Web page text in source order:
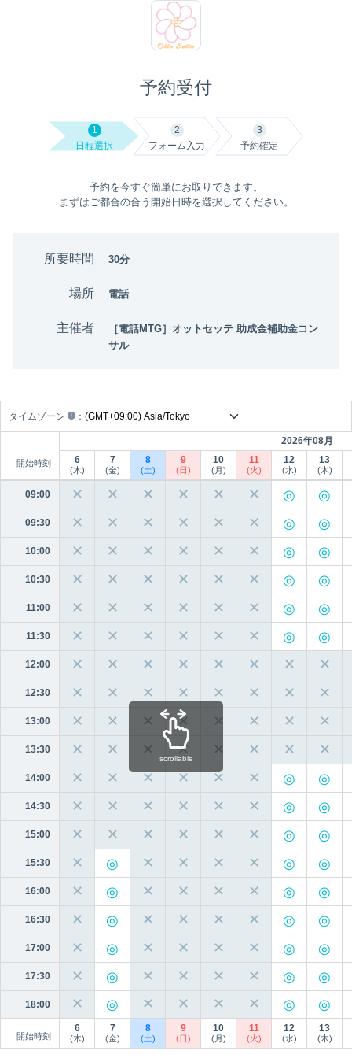
予約受付
1
日程選択
2
フォーム入力
3
予約確定
予約を今すぐ簡単にお取りできます。
まずはご都合の合う開始日時を選択してください。
所要時間 30分
場所 電話
主催者
［電話MTG］オットセッテ 助成金補助金コン
サル
タイムゾーン ：
開始時刻
2026年08月
6
(木)
7
(金)
8
(土)
9
(日)
10
(月)
11
(火)
12
(水)
13
(木)
09:00 ✕ ✕ ✕ ✕ ✕ ✕
09:30 ✕ ✕ ✕ ✕ ✕ ✕
10:00 ✕ ✕ ✕ ✕ ✕ ✕
10:30 ✕ ✕ ✕ ✕ ✕ ✕
11:00 ✕ ✕ ✕ ✕ ✕ ✕
11:30 ✕ ✕ ✕ ✕ ✕ ✕
12:00 ✕ ✕ ✕ ✕ ✕ ✕ ✕ ✕
12:30 ✕ ✕ ✕ ✕ ✕ ✕ ✕ ✕
13:00 ✕ ✕ ✕ ✕ ✕ ✕ ✕ ✕
13:30 ✕ ✕ ✕ ✕ ✕ ✕ ✕ ✕
14:00 ✕ ✕ ✕ ✕ ✕ ✕
14:30 ✕ ✕ ✕ ✕ ✕ ✕
15:00 ✕ ✕ ✕ ✕ ✕ ✕
15:30 ✕ ✕ ✕ ✕ ✕
16:00 ✕ ✕ ✕ ✕ ✕
16:30 ✕ ✕ ✕ ✕ ✕
17:00 ✕ ✕ ✕ ✕ ✕
17:30 ✕ ✕ ✕ ✕ ✕
18:00 ✕ ✕ ✕ ✕ ✕
開始時刻
6
(木)
7
(金)
8
(土)
9
(日)
10
(月)
11
(火)
12
(水)
13
(木)
scrollable